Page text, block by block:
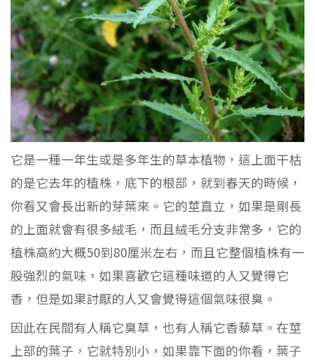
它是一種一年生或是多年生的草本植物，這上面干枯
的是它去年的植株，底下的根部，就到春天的時候，
你看又會長出新的芽葉來。它的莖直立，如果是剛長
的上面就會有很多絨毛，而且絨毛分支非常多，它的
植株高約大概50到80厘米左右，而且它整個植株有一
股強烈的氣味，如果喜歡它這種味道的人又覺得它
香，但是如果討厭的人又會覺得這個氣味很臭。
因此在民間有人稱它臭草，也有人稱它香藜草。在莖
上部的葉子，它就特別小，如果靠下面的你看，葉子